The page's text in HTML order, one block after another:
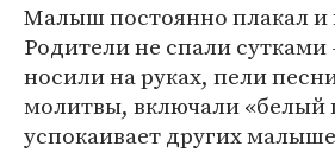
Малыш постоянно плакал и
Родители не спали сутками
носили на руках, пели
молитвы, включали
успокаивает других